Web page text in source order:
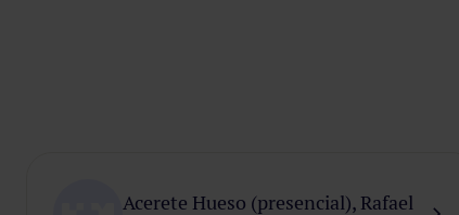
Acerete Hueso (presencial), Rafael